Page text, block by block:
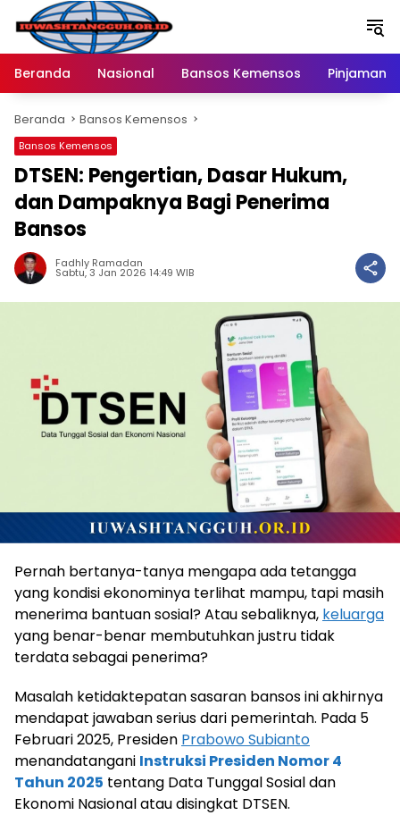
Langsung
konten
Beranda
Nasional Bansos Kemensos Pinjaman
Beranda Bansos Kemensos
Bansos Kemensos
DTSEN: Pengertian, Dasar Hukum,
dan Dampaknya Bagi Penerima
Bansos
Fadhly Ramadan
Sabtu, 3 Jan 2026 14:49 WIB
Pernah bertanya-tanya mengapa ada tetangga
yang kondisi ekonominya terlihat mampu, tapi masih
menerima bantuan sosial? Atau sebaliknya, keluarga
yang benar-benar membutuhkan justru tidak
terdata sebagai penerima?
Masalah ketidaktepatan sasaran bansos ini akhirnya
mendapat jawaban serius dari pemerintah. Pada 5
Februari 2025, Presiden Prabowo Subianto
menandatangani Instruksi Presiden Nomor 4
Tahun 2025 tentang Data Tunggal Sosial dan
Ekonomi Nasional atau disingkat DTSEN.